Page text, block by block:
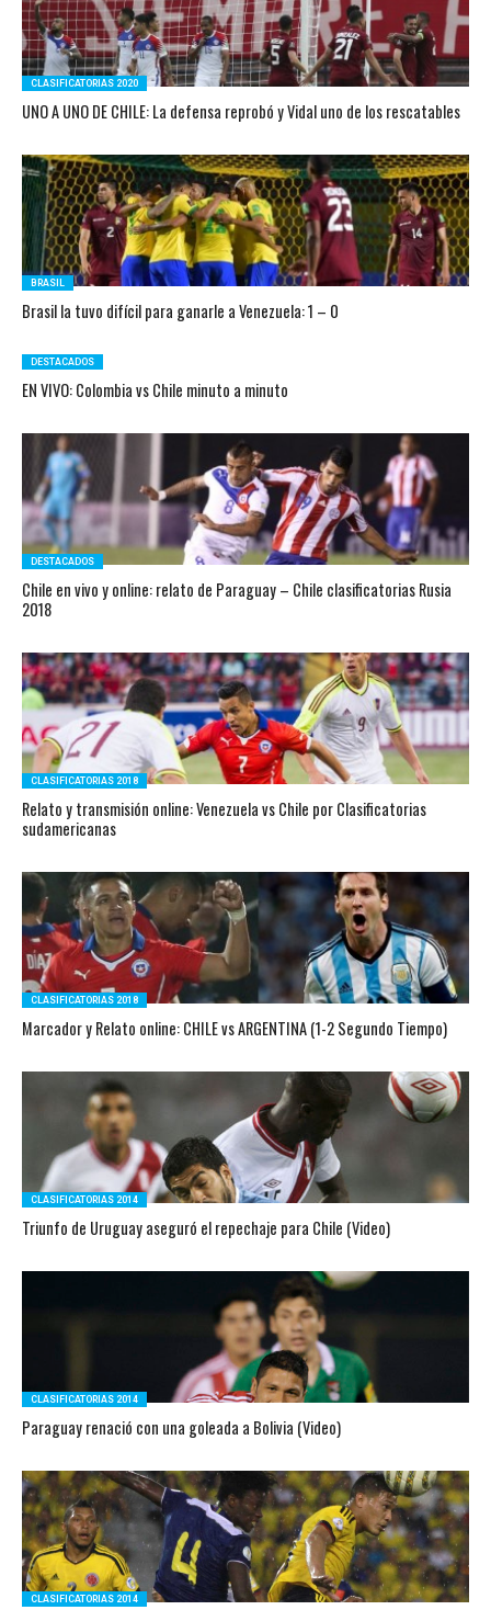
CLASIFICATORIAS 2020
UNO A UNO DE CHILE: La defensa reprobó y Vidal uno de los rescatables
BRASIL
Brasil la tuvo difícil para ganarle a Venezuela: 1 – 0
DESTACADOS
EN VIVO: Colombia vs Chile minuto a minuto
DESTACADOS
Chile en vivo y online: relato de Paraguay – Chile clasificatorias Rusia
2018
CLASIFICATORIAS 2018
Relato y transmisión online: Venezuela vs Chile por Clasificatorias
sudamericanas
CLASIFICATORIAS 2018
Marcador y Relato online: CHILE vs ARGENTINA (1-2 Segundo Tiempo)
CLASIFICATORIAS 2014
Triunfo de Uruguay aseguró el repechaje para Chile (Video)
CLASIFICATORIAS 2014
Paraguay renació con una goleada a Bolivia (Video)
CLASIFICATORIAS 2014